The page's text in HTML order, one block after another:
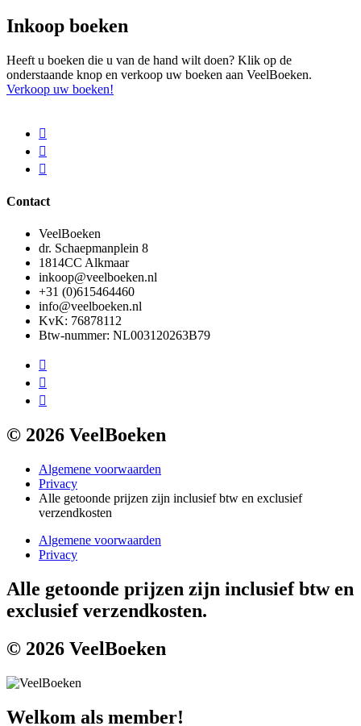
Inkoop boeken
Heeft u boeken die u van de hand wilt doen? Klik op de
onderstaande knop en verkoop uw boeken aan VeelBoeken.
Verkoop uw boeken!
Contact
VeelBoeken
dr. Schaepmanplein 8
1814CC Alkmaar
inkoop@veelboeken.nl
+31 (0)615464460
info@veelboeken.nl
KvK: 76878112
Btw-nummer: NL003120263B79
© 2026 VeelBoeken
Algemene voorwaarden
Privacy
Alle getoonde prijzen zijn inclusief btw en exclusief
verzendkosten
Algemene voorwaarden
Privacy
Alle getoonde prijzen zijn inclusief btw en
exclusief verzendkosten.
© 2026 VeelBoeken
Welkom als member!